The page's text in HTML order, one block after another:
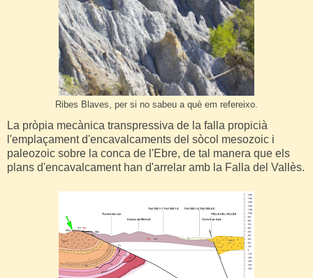
Ribes Blaves, per si no sabeu a què em refereixo.
La pròpia mecànica transpressiva de la falla propicià
l'emplaçament d'encavalcaments del sòcol mesozoic i
paleozoic sobre la conca de l'Ebre, de tal manera que els
plans d'encavalcament han d'arrelar amb la Falla del Vallès.